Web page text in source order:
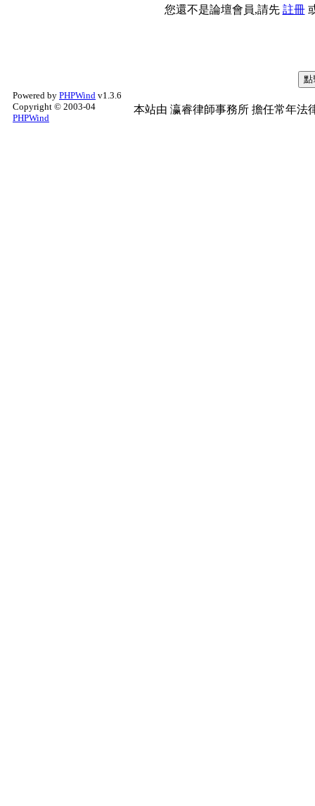
您還不是論壇會員,請先 註冊
Powered by PHPWind v1.3.6
Copyright © 2003-04
PHPWind
本站由 瀛睿律師事務所 擔任常年法